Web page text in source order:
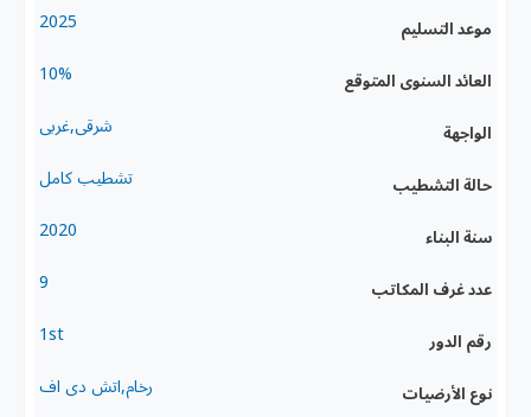
موعد التسليم 2025
العائد السنوى المتوقع 10%
الواجهة شرقى,غربى
حالة التشطيب تشطيب كامل
سنة البناء 2020
عدد غرف المكاتب 9
رقم الدور 1st
نوع الأرضيات رخام,اتش دى اف